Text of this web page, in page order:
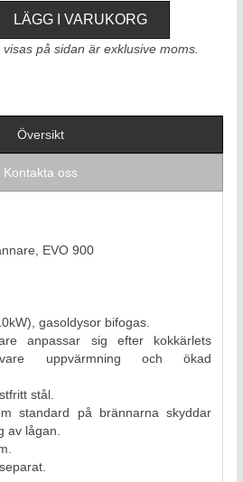
på sidan är exklusive moms.
Översikt
Kontakta oss
EVO 900
gasoldysor bifogas.
anpassar sig efter kokkärlets
uppvärmning och ökad
stål.
standard på brännarna skyddar
av lågan.